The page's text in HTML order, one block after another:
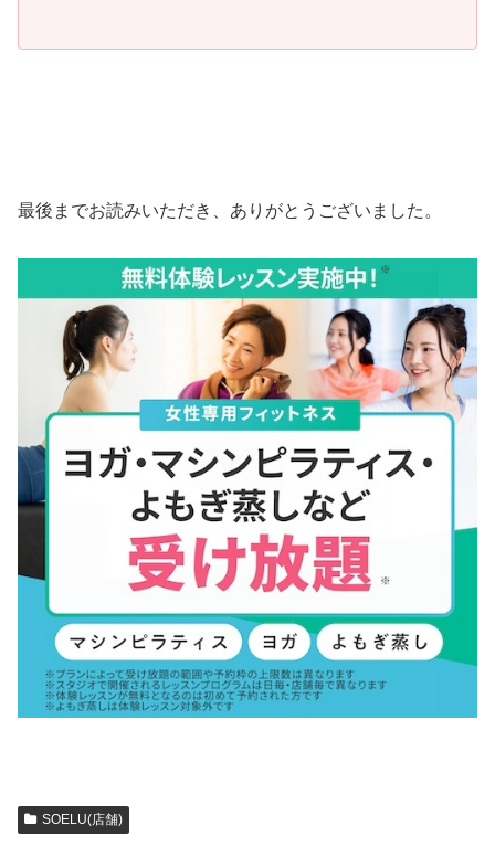
最後までお読みいただき、ありがとうございました。
SOELU(店舗)